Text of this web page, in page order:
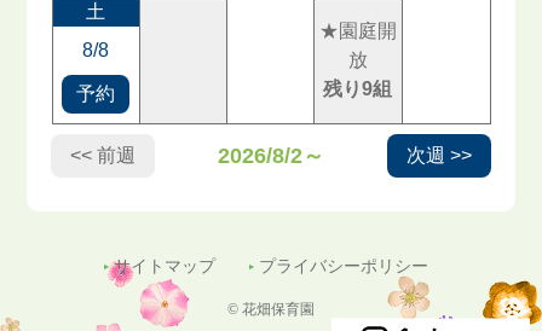
土
8/8
予約
★園庭開
放
残り9組
<< 前週 2026/8/2～ 次週 >>
サイトマップ プライバシーポリシー
© 花畑保育園